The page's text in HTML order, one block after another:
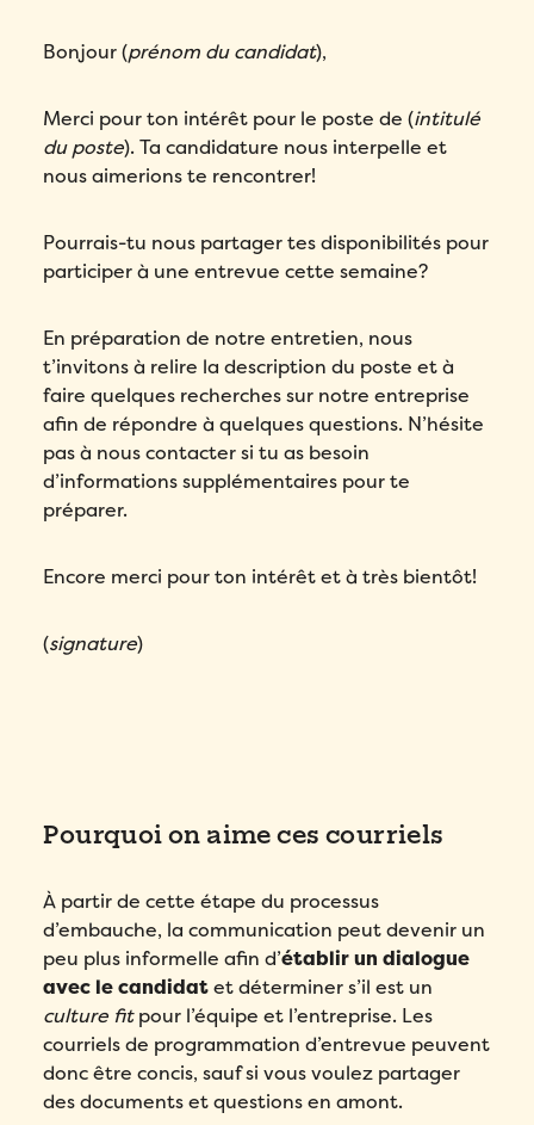
Bonjour (prénom du candidat),
Merci pour ton intérêt pour le poste de (intitulé
du poste). Ta candidature nous interpelle et
nous aimerions te rencontrer!
Pourrais-tu nous partager tes disponibilités pour
participer à une entrevue cette semaine?
En préparation de notre entretien, nous
t’invitons à relire la description du poste et à
faire quelques recherches sur notre entreprise
afin de répondre à quelques questions. N’hésite
pas à nous contacter si tu as besoin
d’informations supplémentaires pour te
préparer.
Encore merci pour ton intérêt et à très bientôt!
(signature)
Pourquoi on aime ces courriels
À partir de cette étape du processus
d’embauche, la communication peut devenir un
peu plus informelle afin d’établir un dialogue
avec le candidatet déterminer s’il est un
culture fitpour l’équipe et l’entreprise. Les
courriels de programmation d’entrevue peuvent
donc être concis, sauf si vous voulez partager
des documents et questions en amont.